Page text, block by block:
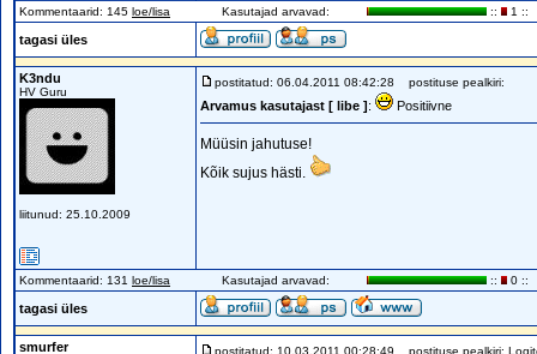
Kommentaarid: 145 loe/lisa Kasutajad arvavad: :: 1 ::
tagasi üles
K3ndu
HV Guru
liitunud: 25.10.2009
postitatud: 06.04.2011 08:42:28 postituse pealkiri:
Arvamus kasutajast [ libe ]: Positiivne
Müüsin jahutuse!
Kõik sujus hästi.
Kommentaarid: 131 loe/lisa Kasutajad arvavad: :: 0 ::
tagasi üles
smurfer postitatud: 10.03.2011 00:28:49 postituse pealkiri: